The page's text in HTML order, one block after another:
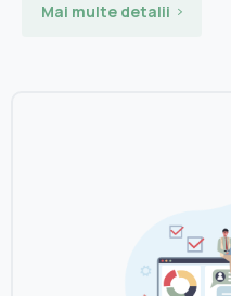
Mai multe detalii